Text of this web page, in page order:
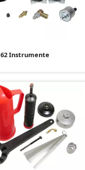
62 Instrumente